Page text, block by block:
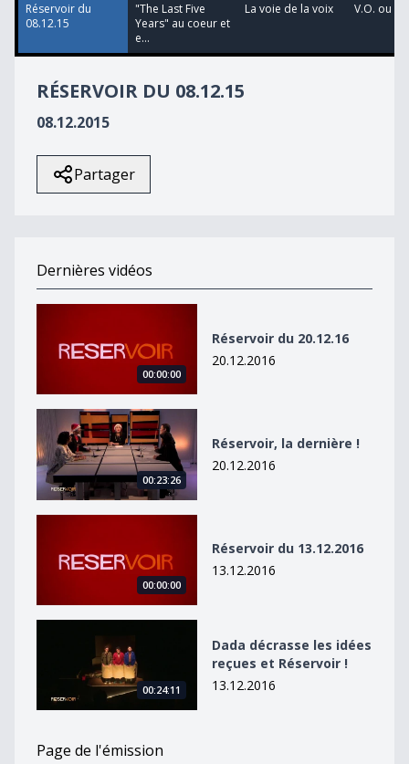
seconds
Réservoir du
08.12.15
"The Last Five
Years" au coeur et
e...
La voie de la voix V.O. ou
RÉSERVOIR DU 08.12.15
08.12.2015
Partager
Dernières vidéos
00:00:00
Réservoir du 20.12.16
20.12.2016
Réservoir, la dernière !
00:23:26
Réservoir, la dernière !
20.12.2016
00:00:00
Réservoir du 13.12.2016
13.12.2016
00:24:11
Dada décrasse les idées
reçues et Réservoir !
13.12.2016
Page de l'émission